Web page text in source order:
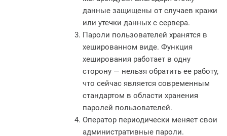
данные защищены от случаев кражи
или утечки данных с сервера.
Пароли пользователей хранятся в
хешированном виде. Функция
хеширования работает в одну
сторону — нельзя обратить ее работу,
что сейчас является современным
стандартом в области хранения
паролей пользователей.
Оператор периодически меняет свои
административные пароли.